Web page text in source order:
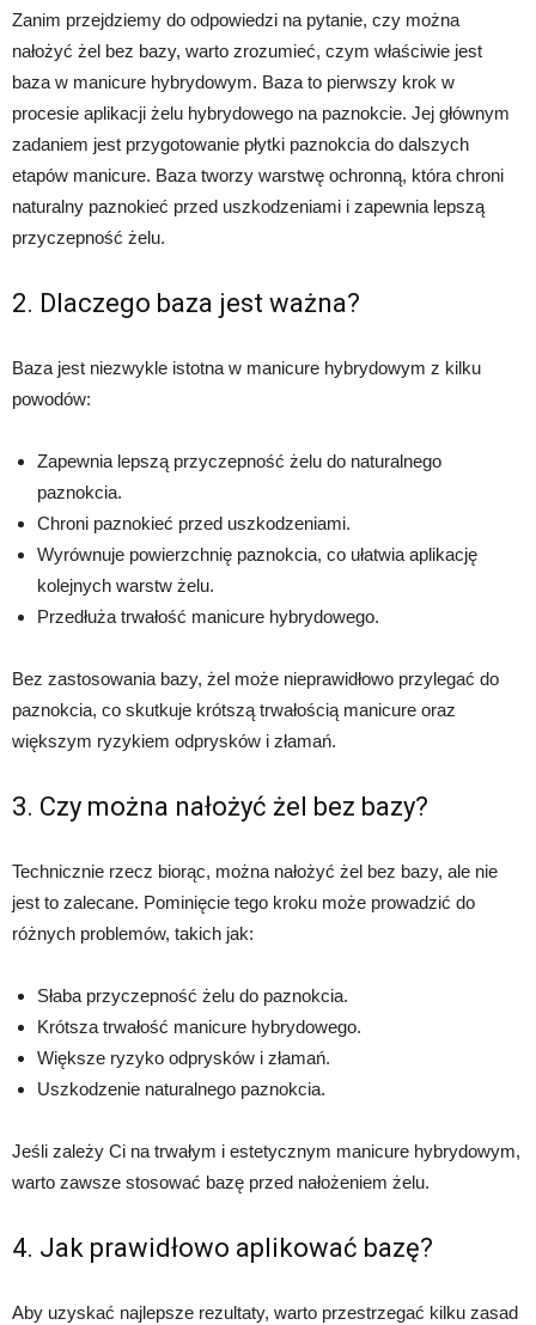
Zanim przejdziemy do odpowiedzi na pytanie, czy można
nałożyć żel bez bazy, warto zrozumieć, czym właściwie jest
baza w manicure hybrydowym. Baza to pierwszy krok w
procesie aplikacji żelu hybrydowego na paznokcie. Jej głównym
zadaniem jest przygotowanie płytki paznokcia do dalszych
etapów manicure. Baza tworzy warstwę ochronną, która chroni
naturalny paznokieć przed uszkodzeniami i zapewnia lepszą
przyczepność żelu.
2. Dlaczego baza jest ważna?
Baza jest niezwykle istotna w manicure hybrydowym z kilku
powodów:
Zapewnia lepszą przyczepność żelu do naturalnego
paznokcia.
Chroni paznokieć przed uszkodzeniami.
Wyrównuje powierzchnię paznokcia, co ułatwia aplikację
kolejnych warstw żelu.
Przedłuża trwałość manicure hybrydowego.
Bez zastosowania bazy, żel może nieprawidłowo przylegać do
paznokcia, co skutkuje krótszą trwałością manicure oraz
większym ryzykiem odprysków i złamań.
3. Czy można nałożyć żel bez bazy?
Technicznie rzecz biorąc, można nałożyć żel bez bazy, ale nie
jest to zalecane. Pominięcie tego kroku może prowadzić do
różnych problemów, takich jak:
Słaba przyczepność żelu do paznokcia.
Krótsza trwałość manicure hybrydowego.
Większe ryzyko odprysków i złamań.
Uszkodzenie naturalnego paznokcia.
Jeśli zależy Ci na trwałym i estetycznym manicure hybrydowym,
warto zawsze stosować bazę przed nałożeniem żelu.
4. Jak prawidłowo aplikować bazę?
Aby uzyskać najlepsze rezultaty, warto przestrzegać kilku zasad